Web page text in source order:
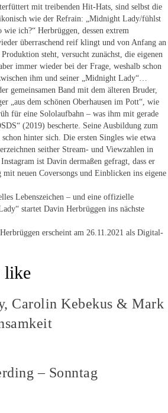
mit treibenden Hit-Hats, sind selbst die
ikonisch wie der Refrain: „Midnight Lady/fühlst
ich?“ Herbrüggen, dessen extrem
überraschend reif klingt und von Anfang an
steht, versucht zunächst, die eigenen
immer wieder bei der Frage, weshalb schon
ihm und seiner „Midnight Lady“…
gemeinsamen Band mit dem älteren Bruder,
„aus dem schönen Oberhausen im Pott“, wie
für eine Sololaufbahn – was ihm mit gerade
(2019) bescherte. Seine Ausbildung zum
hinter sich. Die ersten Singles wie etwa
seither Stream- und Viewzahlen in
ist Davin dermaßen gefragt, dass er
neuen Coversongs und Einblicken ins eigene
Lebenszeichen – und eine offizielle
startet Davin Herbrüggen ins nächste
erscheint am 26.11.2021 als Digital-
like
Carolin Kebekus & Mark
– Sonntag